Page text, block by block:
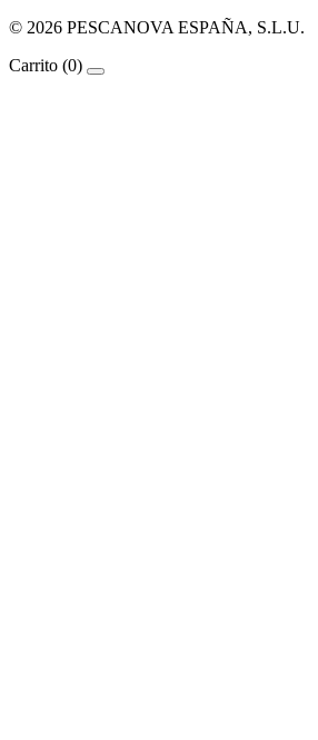
© 2026 PESCANOVA ESPAÑA, S.L.U.
Carrito (0)